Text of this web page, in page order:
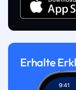
Erhalte